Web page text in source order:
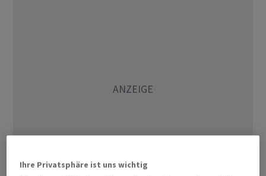
Ihre Privatsphäre ist uns wichtig